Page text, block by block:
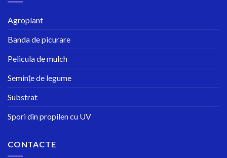
Agroplant
Banda de picurare
Pelicula de mulch
Semințe de legume
Substrat
Spori din propilen cu UV
CONTACTE